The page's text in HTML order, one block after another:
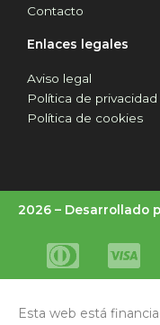
Contacto
Enlaces legales
Aviso legal
Política de privacidad
Política de cookies
2026 – Desarrollado
Esta web está